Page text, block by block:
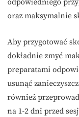
odpowiedniego
oraz maksymalnie
Aby przygotować
dokładnie zmyć
preparatami
usunąć
również
na 1-2 dni przed